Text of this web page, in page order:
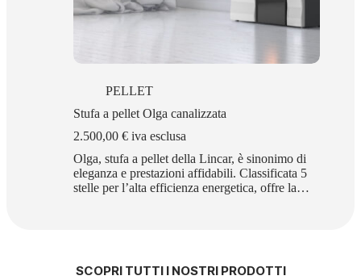
PELLET
Stufa a pellet Olga canalizzata
2.500,00 € iva esclusa
Olga, stufa a pellet della Lincar, è sinonimo di
eleganza e prestazioni affidabili. Classificata 5
stelle per l’alta efficienza energetica, offre la…
SCOPRI TUTTI I NOSTRI PRODOTTI